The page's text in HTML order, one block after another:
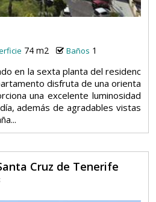
74 m2 Baños 1
en la sexta planta del residenc
disfruta de una orienta
una excelente luminosidad
además de agradables vistas
Cruz de Tenerife